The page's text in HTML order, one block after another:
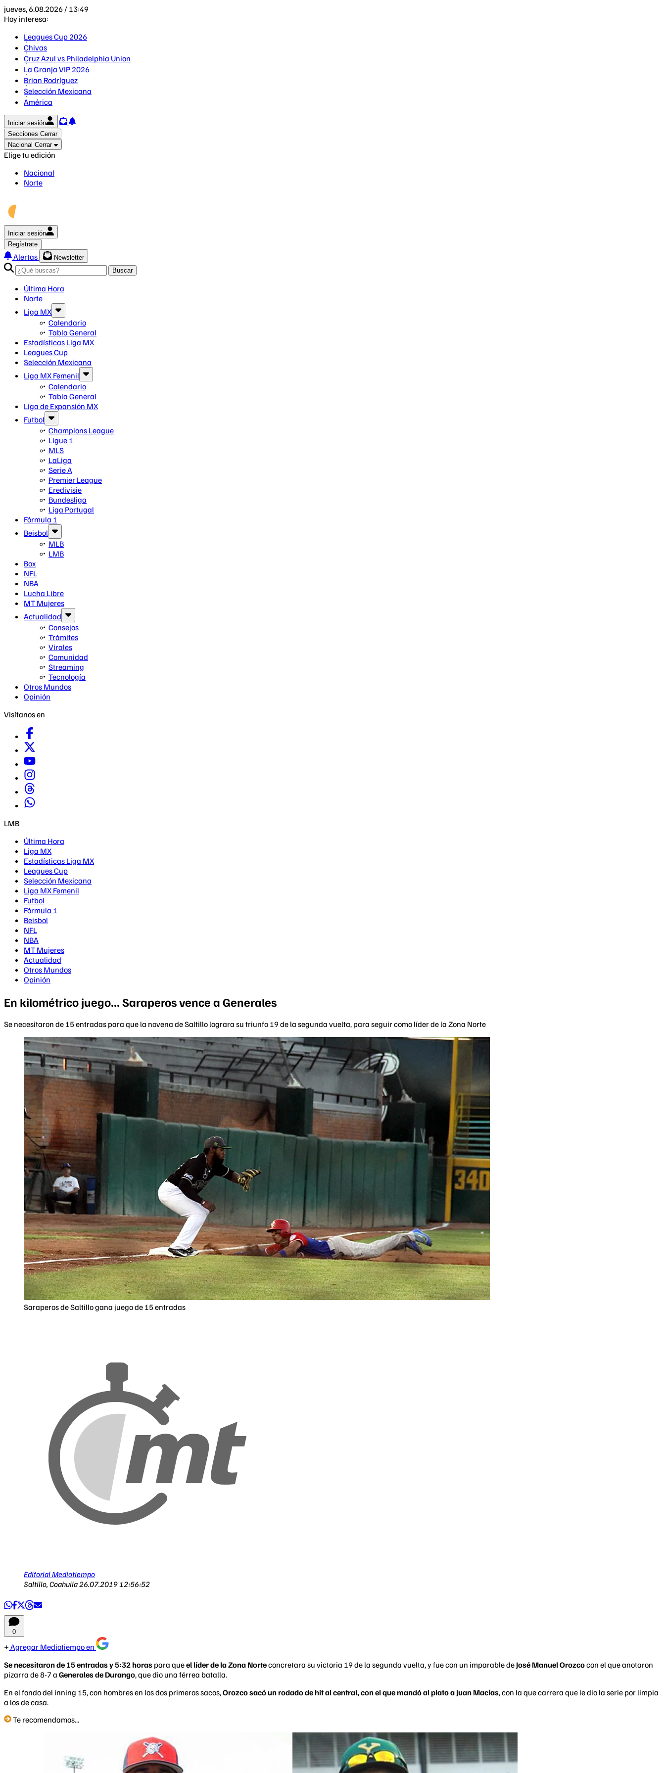
jueves, 6.08.2026 / 13:49
Hoy interesa:
Leagues Cup 2026
Chivas
Cruz Azul vs Philadelphia Union
La Granja VIP 2026
Brian Rodríguez
Selección Mexicana
América
Iniciar sesión
Secciones Cerrar
Nacional Cerrar
Elige tu edición
Nacional
Norte
Iniciar sesión
Regístrate
Alertas
Newsletter
Buscar
Última Hora
Norte
Liga MX
Calendario
Tabla General
Estadísticas Liga MX
Leagues Cup
Selección Mexicana
Liga MX Femenil
Calendario
Tabla General
Liga de Expansión MX
Futbol
Champions League
Ligue 1
MLS
LaLiga
Serie A
Premier League
Eredivisie
Bundesliga
Liga Portugal
Fórmula 1
Beisbol
MLB
LMB
Box
NFL
NBA
Lucha Libre
MT Mujeres
Actualidad
Consejos
Trámites
Virales
Comunidad
Streaming
Tecnología
Otros Mundos
Opinión
Visítanos en
LMB
Última Hora
Liga MX
Estadísticas Liga MX
Leagues Cup
Selección Mexicana
Liga MX Femenil
Futbol
Fórmula 1
Beisbol
NFL
NBA
MT Mujeres
Actualidad
Otros Mundos
Opinión
En kilométrico juego... Saraperos vence a Generales
Se necesitaron de 15 entradas para que la novena de Saltillo lograra su triunfo 19 de la segunda vuelta, para seguir como líder de la Zona Norte
Saraperos de Saltillo gana juego de 15 entradas
Editorial Mediotiempo
Saltillo, Coahuila26.07.2019 12:56:52
0
Agregar Mediotiempo en
Se necesitaron de 15 entradas y 5:32 horas para queel líder de la Zona Norteconcretara su victoria 19 de la segunda vuelta, y fue con un imparable de José Manuel Orozcocon el que anotaron
pizarra de 8-7 a Generales de Durango, que dio una férrea batalla.
En el fondo del inning 15, con hombres en los dos primeros sacos,Orozco sacó un rodado de hit al central, con el que mandó al plato a Juan Macías, con la que carrera que le dio la serie por limpia
a los de casa.
Te recomendamos...